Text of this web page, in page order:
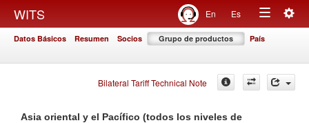
WITS En Es
Toggle
Datos Básicos Resumen Socios Grupo de productos País
Bilateral Tariff Technical Note
Asia oriental y el Pacífico (todos los niveles de